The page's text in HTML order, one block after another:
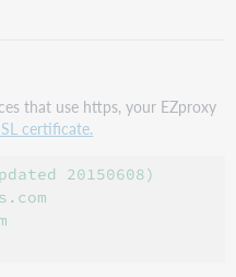
that use https, your EZproxy
certificate.
20150608)